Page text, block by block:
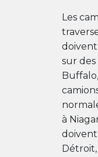
Les
sur
à